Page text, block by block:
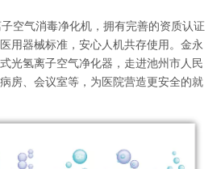
空气消毒净化机，拥有完善的资质认证
用器械标准，安心人机共存使用。金永
光氢离子空气净化器，走进池州市人民
房、会议室等，为医院营造更安全的就